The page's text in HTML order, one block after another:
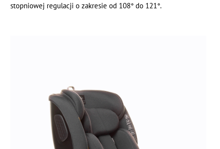
stopniowej regulacji o zakresie od 108° do 121°.